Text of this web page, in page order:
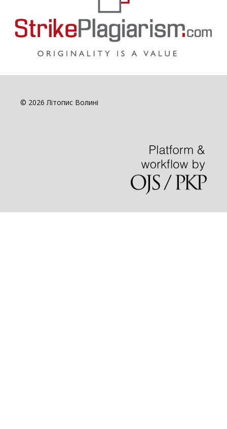
© 2026 Літопис Волині